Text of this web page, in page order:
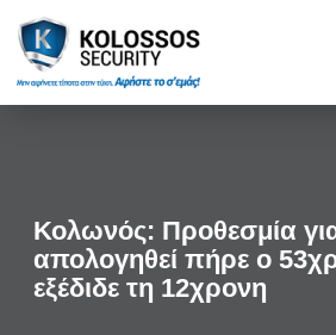
Κολωνός: Προθεσμία
απολογηθεί πήρε ο
εξέδιδε τη 12χρονη